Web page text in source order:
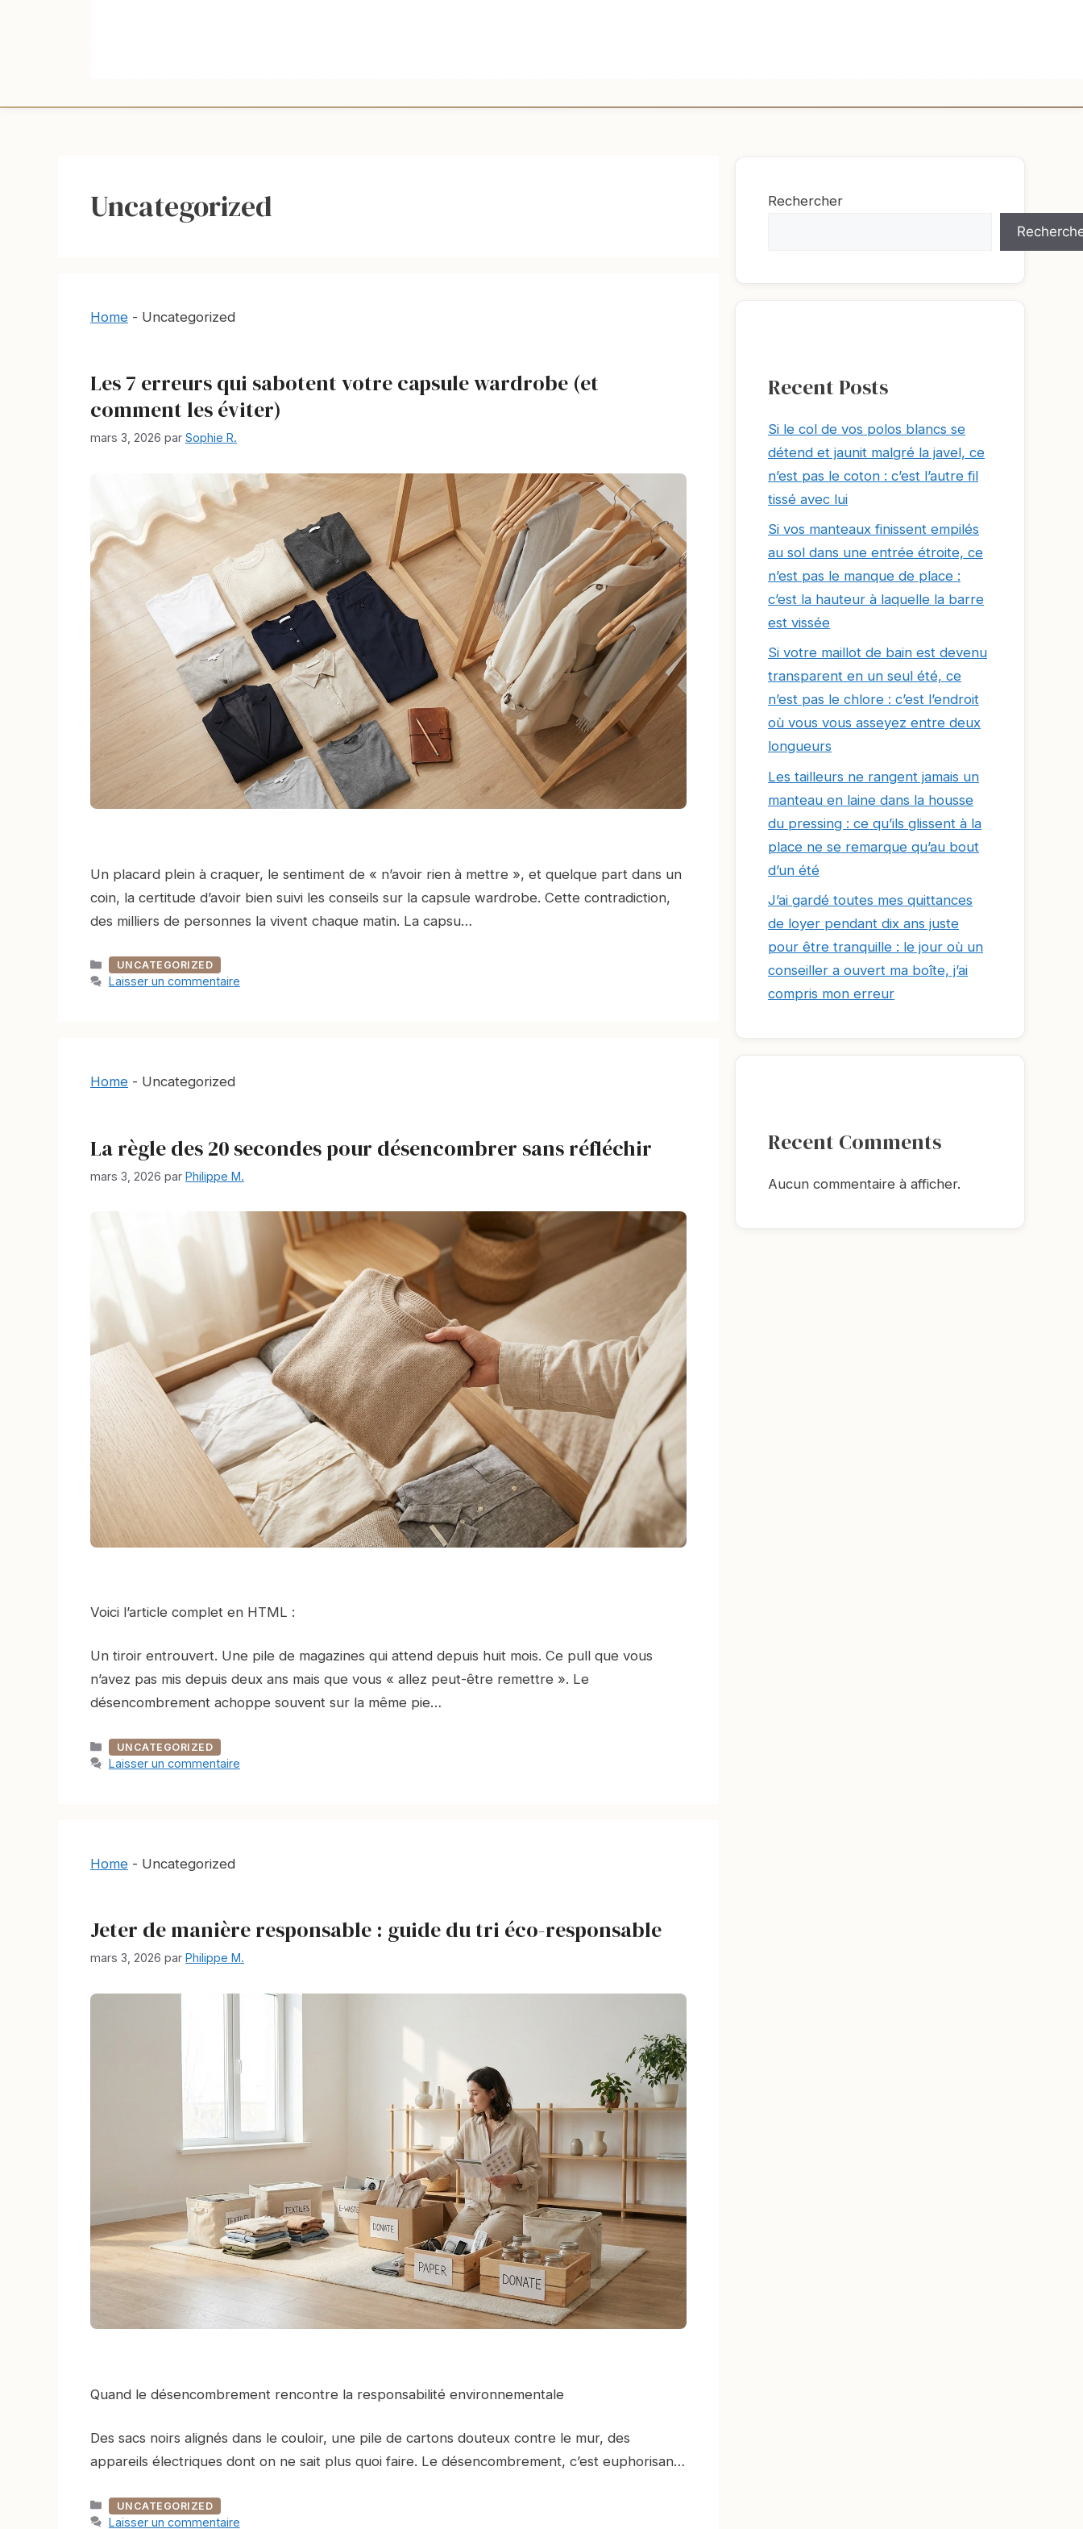
Uncategorized
Home - Uncategorized
Les 7 erreurs qui sabotent votre capsule wardrobe (et
comment les éviter)
mars 3, 2026 par Sophie R.
Un placard plein à craquer, le sentiment de « n’avoir rien à mettre », et quelque part dans un
coin, la certitude d’avoir bien suivi les conseils sur la capsule wardrobe. Cette contradiction,
des milliers de personnes la vivent chaque matin. La capsu…
Catégories
UNCATEGORIZED
Laisser un commentaire
Home - Uncategorized
La règle des 20 secondes pour désencombrer sans réfléchir
mars 3, 2026 par Philippe M.
Voici l’article complet en HTML :
Un tiroir entrouvert. Une pile de magazines qui attend depuis huit mois. Ce pull que vous
n’avez pas mis depuis deux ans mais que vous « allez peut-être remettre ». Le
désencombrement achoppe souvent sur la même pie…
Catégories
UNCATEGORIZED
Laisser un commentaire
Home - Uncategorized
Jeter de manière responsable : guide du tri éco-responsable
mars 3, 2026 par Philippe M.
Quand le désencombrement rencontre la responsabilité environnementale
Des sacs noirs alignés dans le couloir, une pile de cartons douteux contre le mur, des
appareils électriques dont on ne sait plus quoi faire. Le désencombrement, c’est euphorisan…
Catégories
UNCATEGORIZED
Laisser un commentaire
Rechercher
Recent Posts
Si le col de vos polos blancs se
détend et jaunit malgré la javel, ce
n’est pas le coton : c’est l’autre fil
tissé avec lui
Si vos manteaux finissent empilés
au sol dans une entrée étroite, ce
n’est pas le manque de place :
c’est la hauteur à laquelle la barre
est vissée
Si votre maillot de bain est devenu
transparent en un seul été, ce
n’est pas le chlore : c’est l’endroit
où vous vous asseyez entre deux
longueurs
Les tailleurs ne rangent jamais un
manteau en laine dans la housse
du pressing : ce qu’ils glissent à la
place ne se remarque qu’au bout
d’un été
J’ai gardé toutes mes quittances
de loyer pendant dix ans juste
pour être tranquille : le jour où un
conseiller a ouvert ma boîte, j’ai
compris mon erreur
Recent Comments
Aucun commentaire à afficher.